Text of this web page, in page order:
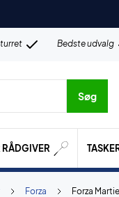
Bedste udvalg
Søg
RÅDGIVER
Forza
Forza